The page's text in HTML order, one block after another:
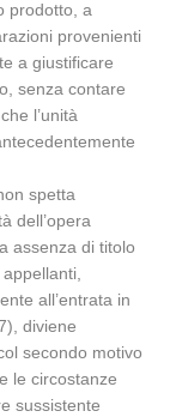
prodotto, a
provenienti
a giustificare
senza contare
l’unità
spetta
dell’opera
assenza di titolo
all’entrata in
diviene
secondo motivo
le circostanze
sussistente